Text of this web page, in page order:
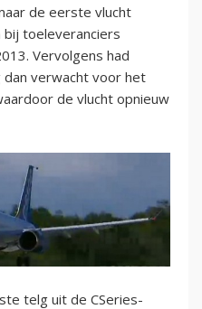
de eerste vlucht
toeleveranciers
Vervolgens had
verwacht voor het
de vlucht opnieuw
telg uit de CSeries-